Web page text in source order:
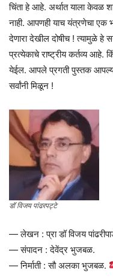
चिंता हे आहे. अर्थात याला केवळ
नाही. आपणही याच यंत्रणेचा एक
देणारा देखील दोषीच ! त्यामुळे
प्रत्येकाचे राष्ट्रीय कर्तव्य आहे.
येईल. आपले प्रगती पुस्तक
सर्वांनी मिळून !
डॉ विजय पांढरपट्टे
— लेखन : प्रा डॉ विजय
— संपादन : देवेंद्र भुजबळ.
— निर्माती : सौ अलका भुजबळ.